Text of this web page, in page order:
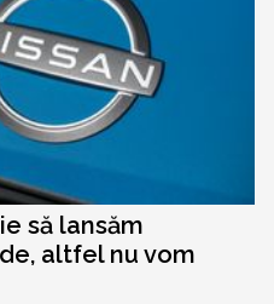
să lansăm
altfel nu vom